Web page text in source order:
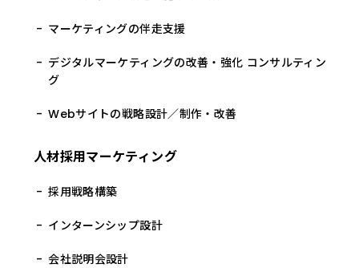
マーケティングの伴走支援
デジタルマーケティングの改善・強化 コンサルティン
グ
Webサイトの戦略設計／制作・改善
人材採用マーケティング
採用戦略構築
インターンシップ設計
会社説明会設計